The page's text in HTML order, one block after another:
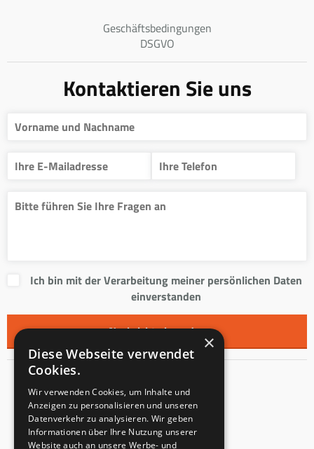
Geschäftsbedingungen
DSGVO
Kontaktieren Sie uns
Ich bin mit der Verarbeitung meiner persönlichen Daten
einverstanden
Kontakt
Innentreppen s.r.o.
Mladoňovice 65
×
Diese Webseite verwendet
Cookies.
Wir verwenden Cookies, um Inhalte und
Anzeigen zu personalisieren und unseren
Datenverkehr zu analysieren. Wir geben
Informationen über Ihre Nutzung unserer
Website auch an unsere Werbe- und